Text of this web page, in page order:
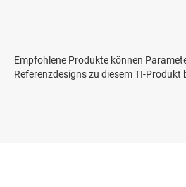
Empfohlene Produkte können
Referenzdesigns zu diesem TI-Produkt